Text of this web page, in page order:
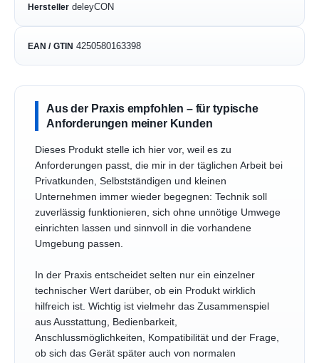
Hersteller deleyCON
EAN / GTIN 4250580163398
Aus der Praxis empfohlen – für typische
Anforderungen meiner Kunden
Dieses Produkt stelle ich hier vor, weil es zu
Anforderungen passt, die mir in der täglichen Arbeit bei
Privatkunden, Selbstständigen und kleinen
Unternehmen immer wieder begegnen: Technik soll
zuverlässig funktionieren, sich ohne unnötige Umwege
einrichten lassen und sinnvoll in die vorhandene
Umgebung passen.
In der Praxis entscheidet selten nur ein einzelner
technischer Wert darüber, ob ein Produkt wirklich
hilfreich ist. Wichtig ist vielmehr das Zusammenspiel
aus Ausstattung, Bedienbarkeit,
Anschlussmöglichkeiten, Kompatibilität und der Frage,
ob sich das Gerät später auch von normalen